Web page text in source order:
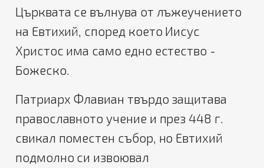
Църквата се вълнува от лъжеучението
на Евтихий, според което Иисус
Христос има само едно естество -
Божеско.
Патриарх Флавиан твърдо защитава
православното учение и през 448 г.
свикал поместен събор, но Евтихий
подмолно си извоювал